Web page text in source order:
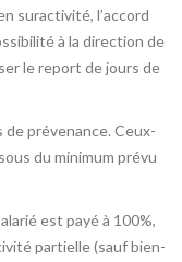
suractivité, l’accord
à la direction de
le report de jours de
de prévenance. Ceux-
du minimum prévu
est payé à 100%,
partielle (sauf bien-